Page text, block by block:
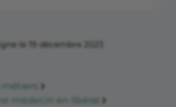
le 19 décembre 2023
métiers
médecin en libéral